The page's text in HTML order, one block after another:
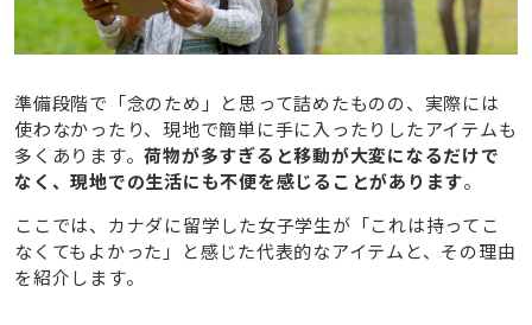
準備段階で「念のため」と思って詰めたものの、実際には
使わなかったり、現地で簡単に手に入ったりしたアイテムも
多くあります。荷物が多すぎると移動が大変になるだけで
なく、現地での生活にも不便を感じることがあります。
ここでは、カナダに留学した女子学生が「これは持ってこ
なくてもよかった」と感じた代表的なアイテムと、その理由
を紹介します。